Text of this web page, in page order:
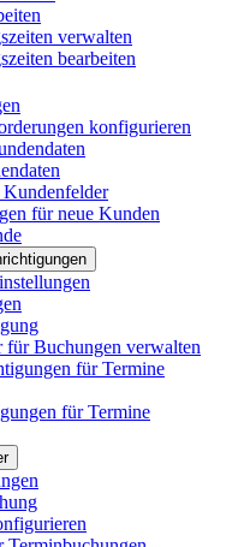
verwalten
bearbeiten
konfigurieren
für neue Kunden
Buchungen verwalten
für Termine
für Termine